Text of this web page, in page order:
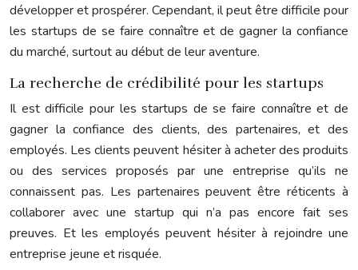
développer et prospérer. Cependant, il peut être difficile pour
les startups de se faire connaître et de gagner la confiance
du marché, surtout au début de leur aventure.
La recherche de crédibilité pour les startups
Il est difficile pour les startups de se faire connaître et de
gagner la confiance des clients, des partenaires, et des
employés. Les clients peuvent hésiter à acheter des produits
ou des services proposés par une entreprise qu’ils ne
connaissent pas. Les partenaires peuvent être réticents à
collaborer avec une startup qui n’a pas encore fait ses
preuves. Et les employés peuvent hésiter à rejoindre une
entreprise jeune et risquée.